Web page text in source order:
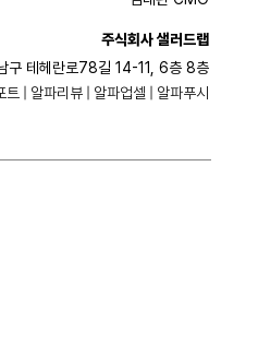
주식회사 샐러드랩
구 테헤란로78길 14-11, 6층 8층
트 알파리뷰 알파업셀 알파푸시